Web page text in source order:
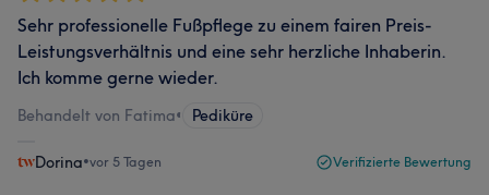
Sehr professionelle Fußpflege zu einem fairen Preis-
Leistungsverhältnis und eine sehr herzliche Inhaberin.
Ich komme gerne wieder.
Behandelt von Fatima• Pediküre
Dorina•vor 5 Tagen Verifizierte Bewertung